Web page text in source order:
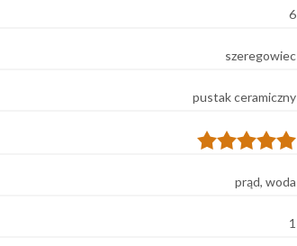
6
szeregowiec
pustak ceramiczny
prąd, woda
1